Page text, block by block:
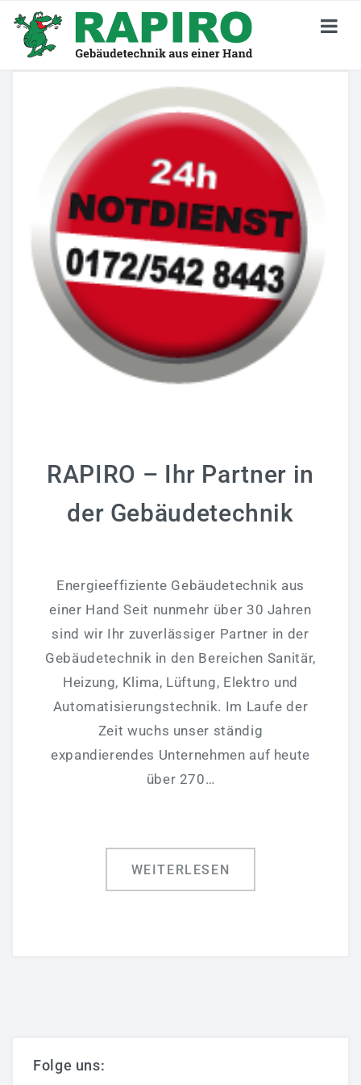
Stellenangebote
Jetzt Bewerben
Deine Perspektiven
Darum RAPIRO
Wir Sind RAPIRO
GEBÄUDETECHNIK
Privatkunden
Badmodernisierung - Bäder Zum Wohlfühlen!
Klima & Lüftungstechnik
Elektrotechnik - Wir Stehen Unter Spannung!
Sanitärtechnik
Heiztechnik
Plasma-Raumluftreiniger
Klimatechnik
Automatisierungstechnik
RAPIRO – Ihr Partner in
der Gebäudetechnik
Energieeffiziente Gebäudetechnik aus
einer Hand Seit nunmehr über 30 Jahren
sind wir Ihr zuverlässiger Partner in der
Gebäudetechnik in den Bereichen Sanitär,
Heizung, Klima, Lüftung, Elektro und
Automatisierungstechnik. Im Laufe der
Zeit wuchs unser ständig
expandierendes Unternehmen auf heute
über 270…
WEITERLESEN
Folge uns: